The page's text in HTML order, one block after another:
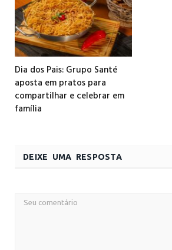
Dia dos Pais: Grupo Santé
aposta em pratos para
compartilhar e celebrar em
família
DEIXE UMA RESPOSTA